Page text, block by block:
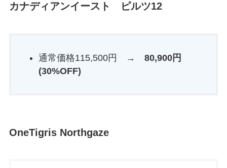
カナディアンイースト ピルツ12
通常価格115,500円 → 80,900円
(30%OFF)
OneTigris Northgaze